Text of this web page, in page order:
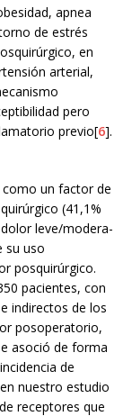
apnea
de estrés
en
arterial,
pero
previo[6].
un factor de
(41,1%
leve/modera-
su uso
posquirúrgico.
pacientes, con
indirectos de los
posoperatorio,
asoció de forma
de
nuestro estudio
receptores que